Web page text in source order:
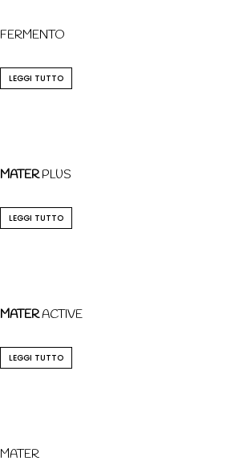
FERMENTO
LEGGI TUTTO
MATERPLUS
LEGGI TUTTO
MATERACTIVE
LEGGI TUTTO
MATER